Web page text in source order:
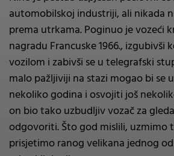
automobilskoj industriji, ali nikada
prema utrkama. Poginuo je vozeći
nagradu Francuske 1966., izgubivši
vozilom i zabivši se u telegrafski
malo pažljiviji na stazi mogao bi se
nekoliko godina i osvojiti još
on bio tako uzbudljiv vozač za
odgovoriti. Što god mislili, uzmimo
prisjetimo ranog velikana jednog